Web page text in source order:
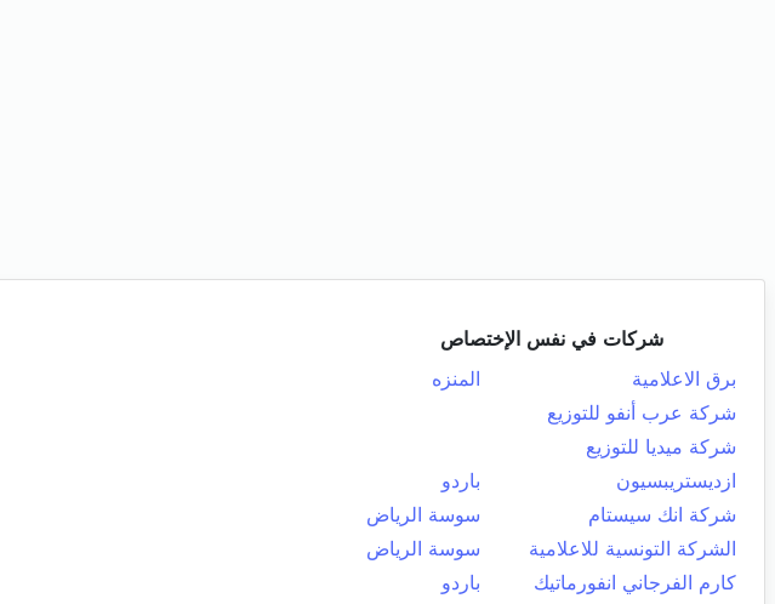
شركات في نفس الإختصاص
برق الاعلامية
المنزه
شركة عرب أنفو للتوزيع
شركة ميديا للتوزيع
ازديستريبسيون
باردو
شركة انك سيستام
سوسة الرياض
الشركة التونسية للاعلامية
سوسة الرياض
كارم الفرجاني انفورماتيك
باردو